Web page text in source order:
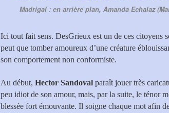
Madrigal : en arrière plan, Amanda Echalaz
Ici tout fait sens. DesGrieux est un de ces citoyens
peut que tomber amoureux d’une créature
son comportement non conformiste.
Au début, Hector Sandoval paraît jouer très
peu idiot de son amour, mais, par la suite, le ténor
blessée fort émouvante. Il soigne chaque mot afin